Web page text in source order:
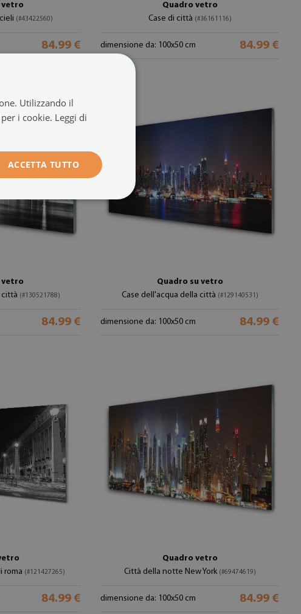
vetro
(#43422560)
84.99 €
Quadro vetro
Case di città (#36161116)
dimensione da: 100x50 cm 84.99 €
vetro
città (#130521788)
84.99 €
Quadro su vetro
Case dell'acqua della città (#129140531)
dimensione da: 100x50 cm 84.99 €
roma (#121427265)
84.99 €
Quadro vetro
Città della notte New York (#69474619)
dimensione da: 100x50 cm 84.99 €
Utilizzando il
i cookie. Leggi di
ACCETTA TUTTO